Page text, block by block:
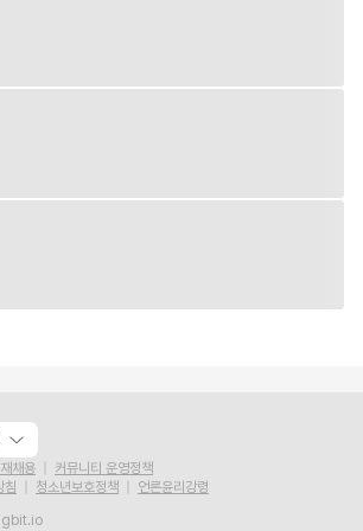
채용
커뮤니티 운영정책
침 청소년보호정책
언론윤리강령